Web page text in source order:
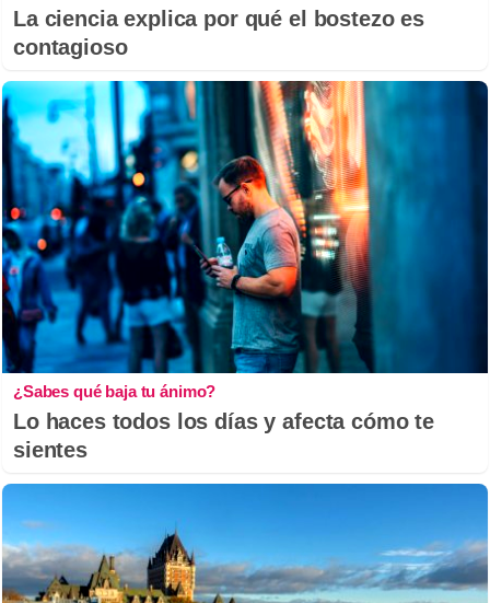
La ciencia explica por qué el bostezo es
contagioso
¿Sabes qué baja tu ánimo?
Lo haces todos los días y afecta cómo te
sientes